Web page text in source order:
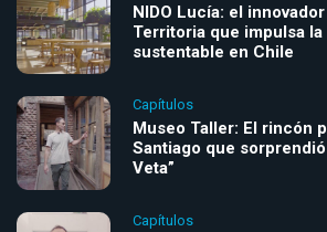
NIDO Lucía: el
Territoria que impulsa
sustentable en Chile
Capítulos
Museo Taller: El rincón
Santiago que
Veta”
Capítulos